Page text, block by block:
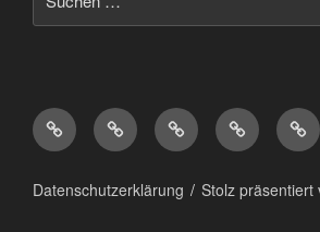
nach:
Diaspora*PixelfedPeertubeMastodon
Datenschutzerklärung Stolz präsentiert